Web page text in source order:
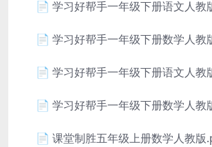
📄 学习好帮手一年级下册语文人教
📄 学习好帮手一年级下册数学人教
📄 学习好帮手一年级下册语文人教
📄 学习好帮手一年级下册数学人教
📄 课堂制胜五年级上册数学人教版